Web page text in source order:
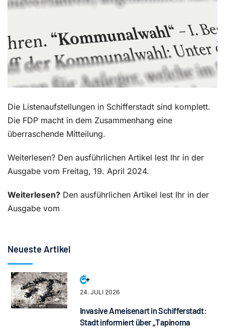
Kontakt
Die Listenaufstellungen in Schifferstadt sind komplett.
Die FDP macht in dem Zusammenhang eine
überraschende Mitteilung.
Weiterlesen? Den ausführlichen Artikel lest Ihr in der
Ausgabe vom Freitag, 19. April 2024.
Weiterlesen? Den ausführlichen Artikel lest Ihr in der
Ausgabe vom
Neueste Artikel
24. JULI 2026
Invasive Ameisenart in Schifferstadt:
Stadt informiert über „Tapinoma